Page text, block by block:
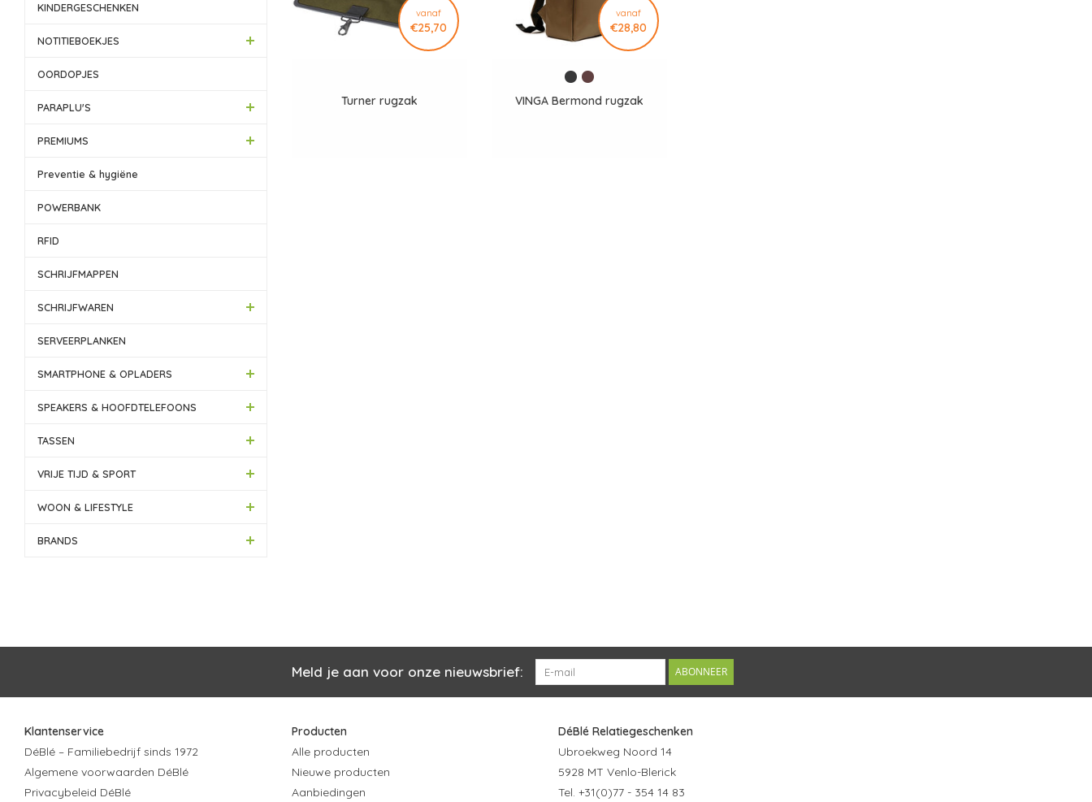
KINDERGESCHENKEN
NOTITIEBOEKJES
OORDOPJES
PARAPLU'S
PREMIUMS
Preventie & hygiëne
POWERBANK
RFID
SCHRIJFMAPPEN
SCHRIJFWAREN
SERVEERPLANKEN
SMARTPHONE & OPLADERS
SPEAKERS & HOOFDTELEFOONS
TASSEN
VRIJE TIJD & SPORT
WOON & LIFESTYLE
BRANDS
vanaf
€25,70
Turner rugzak
vanaf
€28,80
VINGA Bermond rugzak
Meld je aan voor onze nieuwsbrief: ABONNEER
Klantenservice
DéBlé – Familiebedrijf sinds 1972
Algemene voorwaarden DéBlé
Privacybeleid DéBlé
Producten
Alle producten
Nieuwe producten
Aanbiedingen
DéBlé Relatiegeschenken
Ubroekweg Noord 14
5928 MT Venlo-Blerick
Tel. +31(0)77 - 354 14 83